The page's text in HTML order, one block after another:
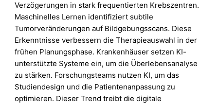
Verzögerungen in stark frequentierten Krebszentren.
Maschinelles Lernen identifiziert subtile
Tumorveränderungen auf Bildgebungsscans. Diese
Erkenntnisse verbessern die Therapieauswahl in der
frühen Planungsphase. Krankenhäuser setzen KI-
unterstützte Systeme ein, um die Überlebensanalyse
zu stärken. Forschungsteams nutzen KI, um das
Studiendesign und die Patientenanpassung zu
optimieren. Dieser Trend treibt die digitale